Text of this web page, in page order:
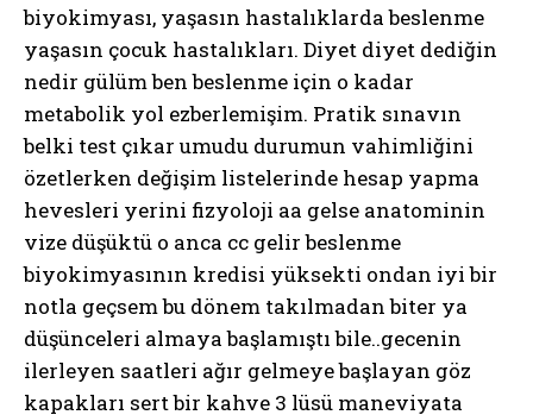
biyokimyası, yaşasın hastalıklarda beslenme
yaşasın çocuk hastalıkları. Diyet diyet dediğin
nedir gülüm ben beslenme için o kadar
metabolik yol ezberlemişim. Pratik sınavın
belki test çıkar umudu durumun vahimliğini
özetlerken değişim listelerinde hesap yapma
hevesleri yerini fizyoloji aa gelse anatominin
vize düşüktü o anca cc gelir beslenme
biyokimyasının kredisi yüksekti ondan iyi bir
notla geçsem bu dönem takılmadan biter ya
düşünceleri almaya başlamıştı bile..gecenin
ilerleyen saatleri ağır gelmeye başlayan göz
kapakları sert bir kahve 3 lüsü maneviyata